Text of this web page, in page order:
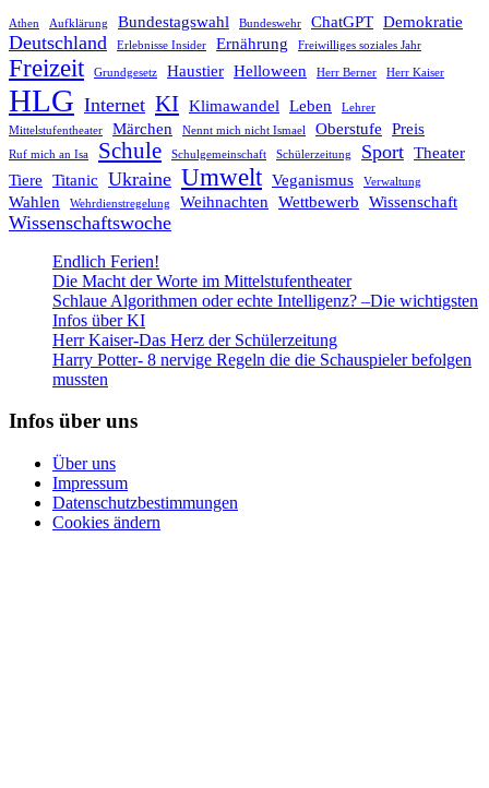
Athen Aufklärung Bundestagswahl Bundeswehr ChatGPT Demokratie
Deutschland Erlebnisse Insider Ernährung Freiwilliges soziales Jahr
Freizeit Grundgesetz Haustier Helloween Herr Berner Herr Kaiser
HLG Internet KI Klimawandel Leben
Lehrer
Mittelstufentheater
Märchen Nennt mich nicht Ismael Oberstufe Preis
Ruf mich an Isa Schule Schulgemeinschaft Schülerzeitung Sport Theater
Tiere Titanic Ukraine Umwelt Veganismus Verwaltung
Wahlen Wehrdienstregelung Weihnachten Wettbewerb Wissenschaft
Wissenschaftswoche
Endlich Ferien!
Die Macht der Worte im Mittelstufentheater
Schlaue Algorithmen oder echte Intelligenz? –Die wichtigsten
Infos über KI
Herr Kaiser-Das Herz der Schülerzeitung
Harry Potter- 8 nervige Regeln die die Schauspieler befolgen
mussten
Infos über uns
Über uns
Impressum
Datenschutzbestimmungen
Cookies ändern